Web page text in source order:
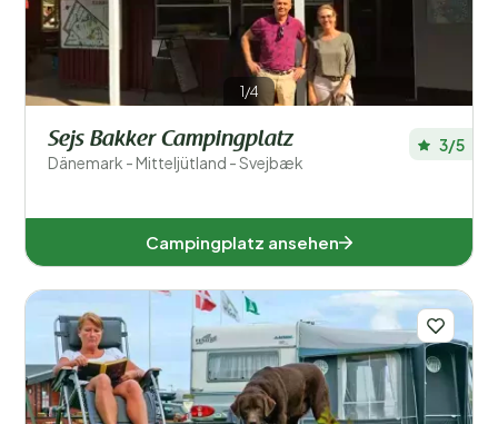
1/4
Sejs Bakker Campingplatz
Dänemark - Mitteljütland - Svejbæk
3/5
Campingplatz ansehen